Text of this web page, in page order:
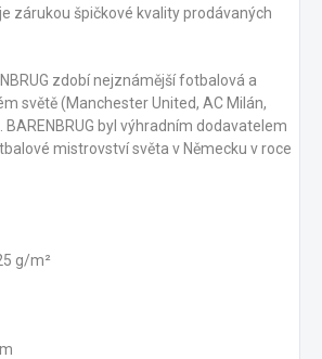
zárukou špičkové kvality prodávaných
zdobí nejznámější fotbalová a
světě (Manchester United, AC Milán,
byl výhradním dodavatelem
mistrovství světa v Německu v roce
g/m²